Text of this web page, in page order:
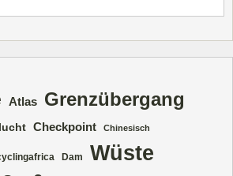
Atlas Grenzübergang
Checkpoint Chinesisch
Dam Wüste